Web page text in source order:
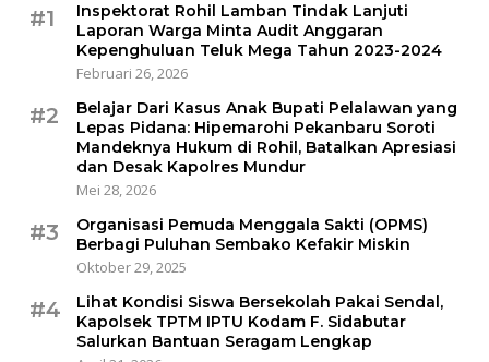
#1
Inspektorat Rohil Lamban Tindak Lanjuti
Laporan Warga Minta Audit Anggaran
Kepenghuluan Teluk Mega Tahun 2023-2024
Februari 26, 2026
#2
Belajar Dari Kasus Anak Bupati Pelalawan yang
Lepas Pidana: Hipemarohi Pekanbaru Soroti
Mandeknya Hukum di Rohil, Batalkan Apresiasi
dan Desak Kapolres Mundur
Mei 28, 2026
#3
Organisasi Pemuda Menggala Sakti (OPMS)
Berbagi Puluhan Sembako Kefakir Miskin
Oktober 29, 2025
#4
Lihat Kondisi Siswa Bersekolah Pakai Sendal,
Kapolsek TPTM IPTU Kodam F. Sidabutar
Salurkan Bantuan Seragam Lengkap